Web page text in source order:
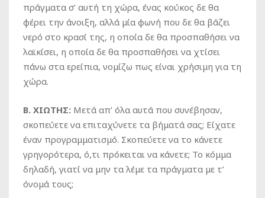
πράγματα σ’ αυτή τη χώρα, ένας κούκος δε θα
φέρει την άνοιξη, αλλά μία φωνή που δε θα βάζει
νερό στο κρασί της, η οποία δε θα προσπαθήσει να
λαϊκίσει, η οποία δε θα προσπαθήσει να χτίσει
πάνω στα ερείπια, νομίζω πως είναι χρήσιμη για τη
χώρα.
Β. ΧΙΩΤΗΣ: Μετά απ’ όλα αυτά που συνέβησαν,
σκοπεύετε να επιταχύνετε τα βήματά σας; Είχατε
έναν προγραμματισμό. Σκοπεύετε να το κάνετε
γρηγορότερα, ό,τι πρόκειται να κάνετε; Το κόμμα
δηλαδή, γιατί να μην τα λέμε τα πράγματα με τ’
όνομά τους;